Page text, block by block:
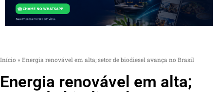
Início » Energia renovável em alta; setor de biodiesel avança no Brasil
Energia renovável em alta;